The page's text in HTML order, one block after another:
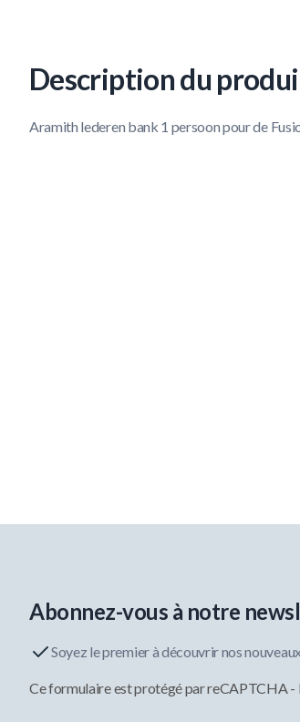
Description du
Aramith lederen bank 1 persoon pour de
Abonnez-vous à notre
Soyez le premier à découvrir nos
Ce formulaire est protégé par reCAPTCHA -